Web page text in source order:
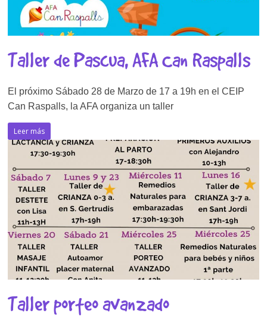
Taller de Pascua, AFA Can Raspalls
El próximo Sábado 28 de Marzo de 17 a 19h en el CEIP
Can Raspalls, la AFA organiza un taller
Leer más
Taller porteo avanzado